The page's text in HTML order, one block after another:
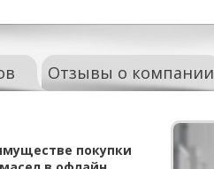
Отзывы о компании
покупки